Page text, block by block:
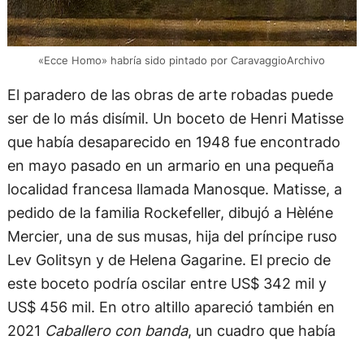
«Ecce Homo» habría sido pintado por CaravaggioArchivo
El paradero de las obras de arte robadas puede
ser de lo más disímil. Un boceto de Henri Matisse
que había desaparecido en 1948 fue encontrado
en mayo pasado en un armario en una pequeña
localidad francesa llamada Manosque. Matisse, a
pedido de la familia Rockefeller, dibujó a Hèléne
Mercier, una de sus musas, hija del príncipe ruso
Lev Golitsyn y de Helena Gagarine. El precio de
este boceto podría oscilar entre US$ 342 mil y
US$ 456 mil. En otro altillo apareció también en
2021 Caballero con banda, un cuadro que había